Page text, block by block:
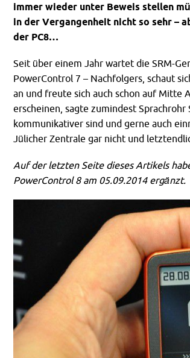
immer wieder unter Beweis stellen
in der Vergangenheit nicht so sehr –
der PC8…
Seit über einem Jahr wartet die SRM-
PowerControl 7 – Nachfolgers, schaut
an und freute sich auch schon auf Mitte
erscheinen, sagte zumindest Sprachrohr
kommunikativer sind und gerne auch
Jülicher Zentrale gar nicht und
Auf der letzten Seite dieses Artikels
PowerControl 8 am 05.09.2014 ergänzt.